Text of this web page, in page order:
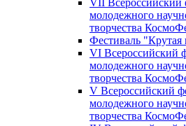
VII Всероссийский
молодежного
творчества
Фестиваль "Крутая
VI Всероссийский
молодежного
творчества
V Всероссийский
молодежного
творчества